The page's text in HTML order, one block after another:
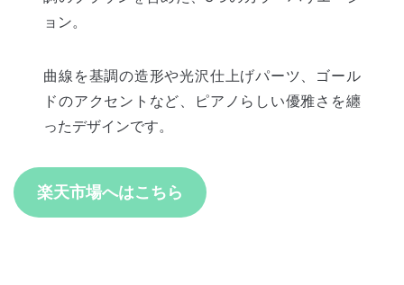
ョン。
曲線を基調の造形や光沢仕上げパーツ、ゴール
ドのアクセントなど、ピアノらしい優雅さを纏
ったデザインです。
楽天市場へはこちら